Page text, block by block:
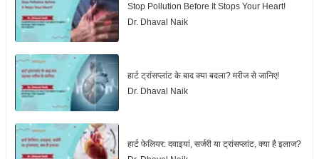
Stop Pollution Before It Stops Your Heart!
Dr. Dhaval Naik
हार्ट ट्रांसप्लांट के बाद क्या बदला? मरीज से जानिए!
Dr. Dhaval Naik
हार्ट फेलियर: दवाइयां, सर्जरी या ट्रांसप्लांट, क्या है इलाज?